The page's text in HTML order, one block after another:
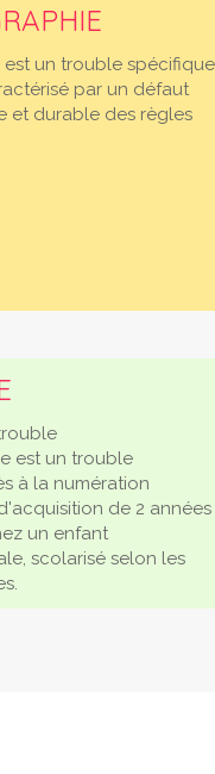
un trouble spécifique
par un défaut
et durable des règles
est un trouble
à la numération
de 2 années
un enfant
scolarisé selon les